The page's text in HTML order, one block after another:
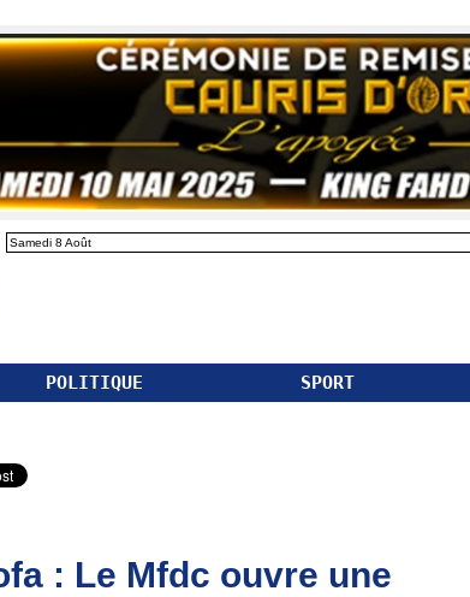
Samedi 8 Août
POLITIQUE SPORT
: Le Mfdc ouvre une